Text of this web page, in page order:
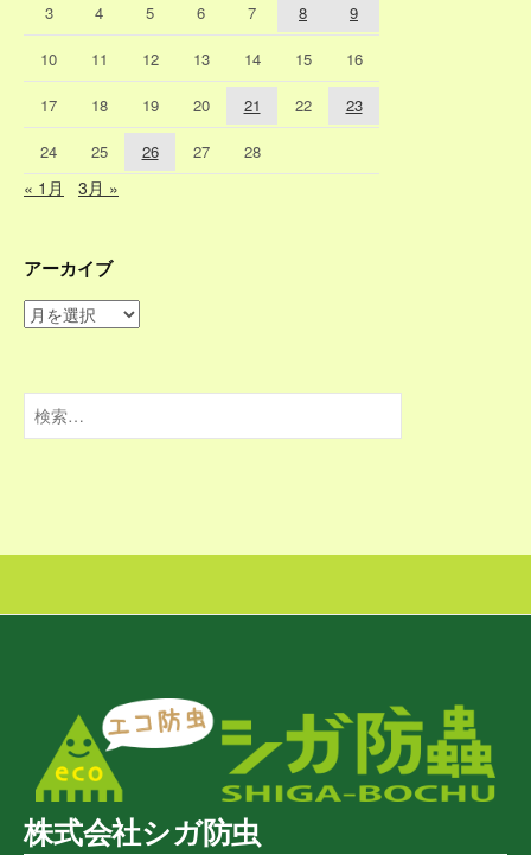
3 4 5 6 7 8 9
10 11 12 13 14 15 16
17 18 19 20 21 22 23
24 25 26 27 28
« 1月 3月 »
アーカイブ
ア
イ
ブ
検
索:
株式会社シガ防虫